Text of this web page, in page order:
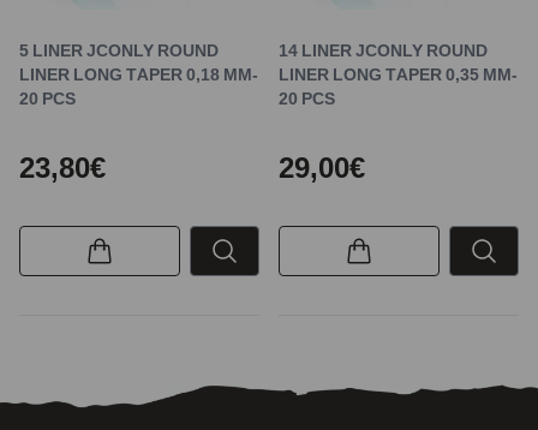
5 LINER JCONLY ROUND
LINER LONG TAPER 0,18 MM-
20 PCS
23,80€
14 LINER JCONLY ROUND
LINER LONG TAPER 0,35 MM-
20 PCS
29,00€